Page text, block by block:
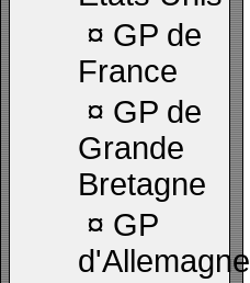
¤ GP de
France
¤ GP de
Grande
Bretagne
¤ GP
d'Allemagne